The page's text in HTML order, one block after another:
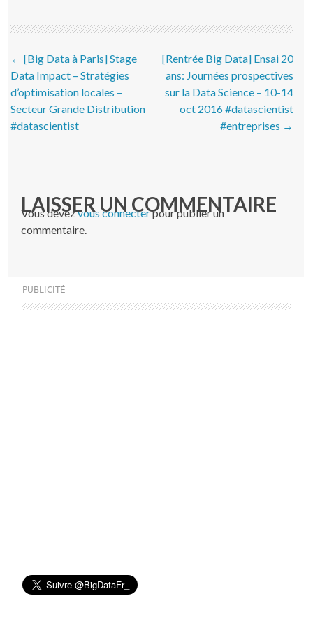
Post navigation
← [Big Data à Paris] Stage
Data Impact – Stratégies
d’optimisation locales –
Secteur Grande Distribution
#datascientist
[Rentrée Big Data] Ensai 20
ans: Journées prospectives
sur la Data Science – 10-14
oct 2016 #datascientist
#entreprises →
LAISSER UN COMMENTAIRE
Vous devezvous connecterpour publier un
commentaire.
PUBLICITÉ